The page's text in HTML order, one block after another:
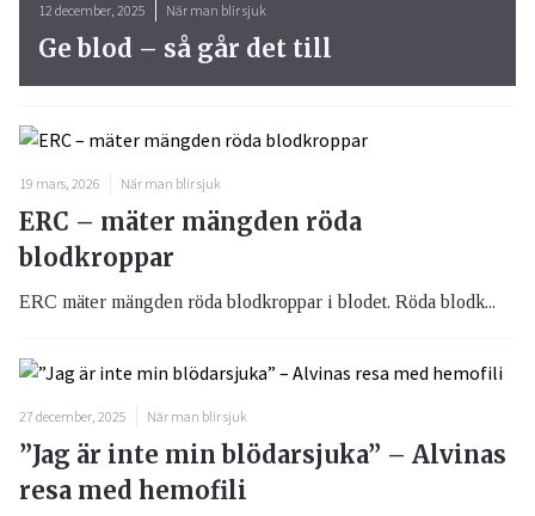
19 mars, 2026 När man blir sjuk
ERC – mäter mängden röda
blodkroppar
ERC mäter mängden röda blodkroppar i blodet. Röda blodk...
27 december, 2025 När man blir sjuk
”Jag är inte min blödarsjuka” – Alvinas
resa med hemofili
12 december, 2025 När man blir sjuk
Ge blod – så går det till